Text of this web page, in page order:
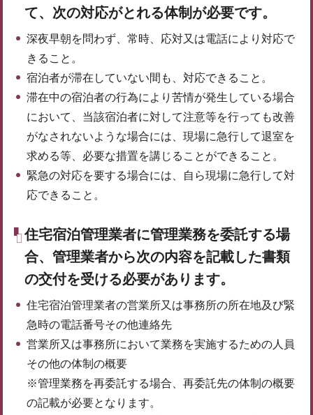
て、次の対応がとれる体制が必要です。
深夜早朝を問わず、常時、応対又は電話により対応で
きること。
宿泊者が滞在していない間も、対応できること。
滞在中の宿泊者の行為により苦情が発生している場合
において、当該宿泊者に対して注意等を行っても改善
がなされないような場合には、現場に急行して退室を
求める等、必要な措置を講じることができること。
緊急の対応を要する場合には、自ら現場に急行して対
応できること。
住宅宿泊管理業者に管理業務を委託する場
合、管理業者から次の内容を記載した書類
の交付を受ける必要があります。
住宅宿泊管理業者の営業所又は事務所の所在地及び緊
急時の電話番号その他連絡先
営業所又は事務所において業務を実施するための人員
その他の体制の概要
※管理業務を再委託する場合、再委託先の体制の概要
の記載が必要となります。